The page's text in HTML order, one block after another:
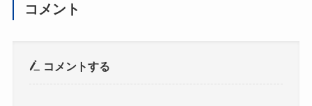
コメント
コメントする